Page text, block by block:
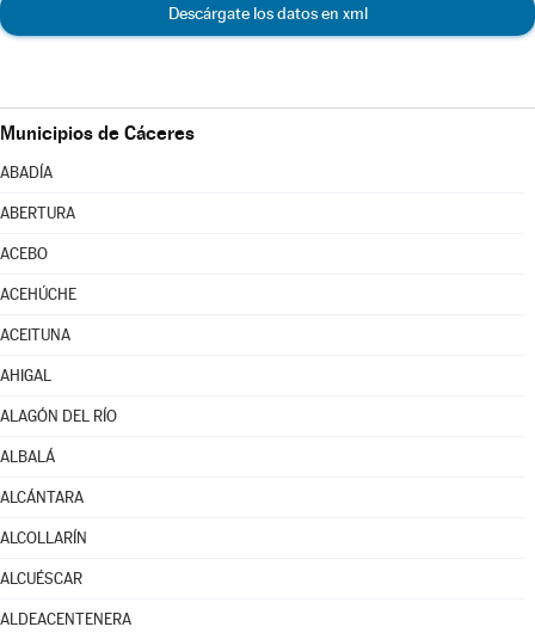
Descárgate los datos en xml
Municipios de Cáceres
ABADÍA
ABERTURA
ACEBO
ACEHÚCHE
ACEITUNA
AHIGAL
ALAGÓN DEL RÍO
ALBALÁ
ALCÁNTARA
ALCOLLARÍN
ALCUÉSCAR
ALDEACENTENERA